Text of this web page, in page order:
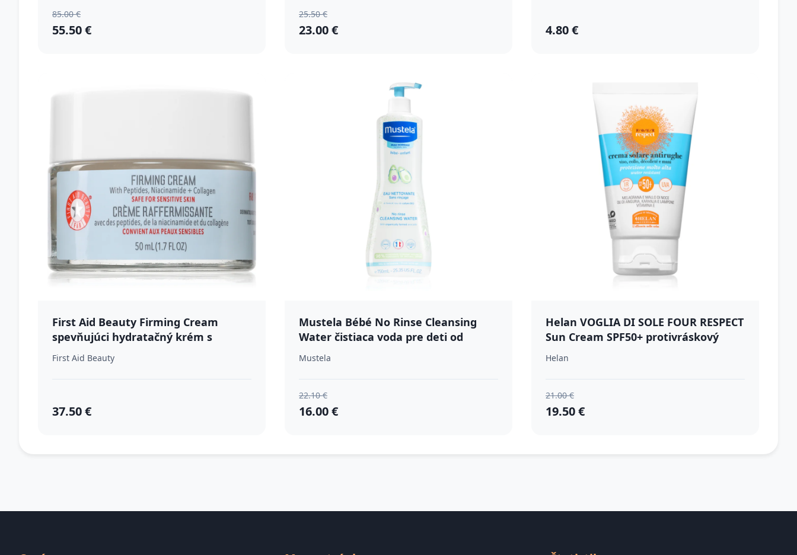
85.00 €
55.50 €
25.50 €
23.00 € 4.80 €
First Aid Beauty Firming Cream
spevňujúci hydratačný krém s
kolagénom 50 ml
First Aid Beauty
37.50 €
Mustela Bébé No Rinse Cleansing
Water čistiaca voda pre deti od
narodenia 750 ml
Mustela
22.10 €
16.00 €
Helan VOGLIA DI SOLE FOUR RESPECT
Sun Cream SPF50+ protivráskový
krém na opaľovanie SPF 50+ 50 ml
Helan
21.00 €
19.50 €